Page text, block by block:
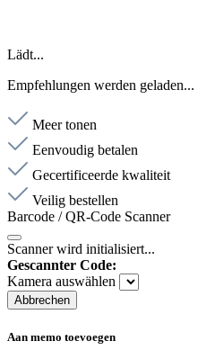
Lädt...
Empfehlungen werden geladen...
Meer tonen
Eenvoudig betalen
Gecertificeerde kwaliteit
Veilig bestellen
Barcode / QR-Code Scanner
Scanner wird initialisiert...
Gescannter Code:
Kamera auswählen
Abbrechen
Aan memo toevoegen